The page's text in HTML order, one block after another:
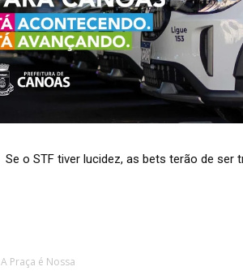
Se o STF tiver lucidez, as bets terão de ser
Temporais afetam abastecimento de
A Praça é Nossa